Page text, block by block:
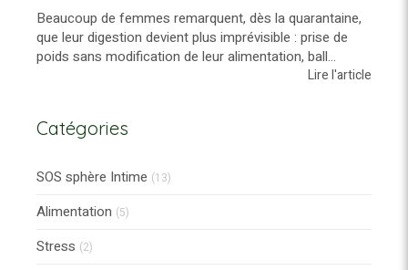
Beaucoup de femmes remarquent, dès la quarantaine,
que leur digestion devient plus imprévisible : prise de
poids sans modification de leur alimentation, ball...
Lire l'article
Catégories
SOS sphère Intime (13)
Alimentation (5)
Stress (2)